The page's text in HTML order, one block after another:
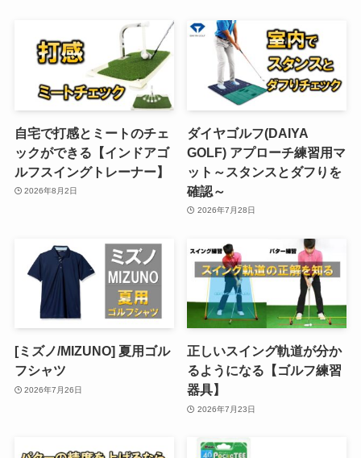
自宅で打感とミートのチェ
ックができる【インドアゴ
ルフスイングトレーナー】
2026年8月2日
ダイヤゴルフ(DAIYA
GOLF) アプローチ練習用マ
ット～スタンスとダフりを
確認～
2026年7月28日
[ミズノ/MIZUNO] 夏用ゴル
フシャツ
2026年7月26日
正しいスイング軌道が分か
るようになる【ゴルフ練習
器具】
2026年7月23日